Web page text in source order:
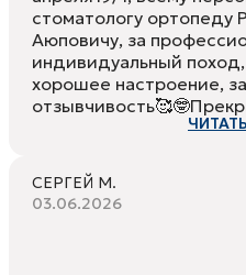
стоматологу ортопеду
Аюповичу, за
индивидуальный
хорошее настроение,
СЕРГЕЙ М.
03.06.2026